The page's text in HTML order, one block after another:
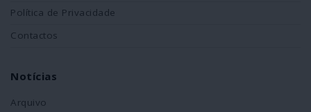
Política de Privacidade
Contactos
Notícias
Arquivo